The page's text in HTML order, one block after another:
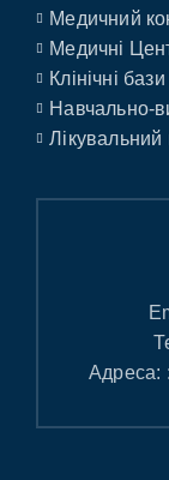
Медичний
Медичні
Клінічні бази
Навчально-
Лікувальний
Адреса: